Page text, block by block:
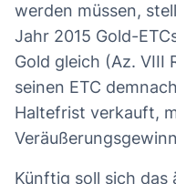
werden müssen,
Jahr 2015 Gold-
Gold gleich (Az. VIII
seinen ETC
Haltefrist verkauft,
Künftig soll sich das